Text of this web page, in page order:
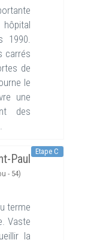
1990.
carrés
de
le
une
des
Etape C
Paul
- 54)
terme
Vaste
la